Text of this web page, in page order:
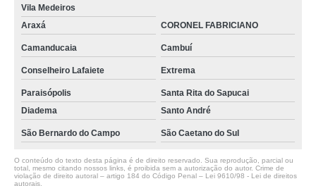
Vila Medeiros
Araxá
CORONEL FABRICIANO
Camanducaia Cambuí
Conselheiro Lafaiete Extrema
Paraisópolis
Santa Rita do Sapucai
Diadema
Santo André
São Bernardo do Campo São Caetano do Sul
O conteúdo do texto desta página é de direito reservado. Sua reprodução, parcial ou
total, mesmo citando nossos links, é proibida sem a autorização do autor. Crime de
violação de direito autoral – artigo 184 do Código Penal – Lei 9610/98 - Lei de direitos
autorais